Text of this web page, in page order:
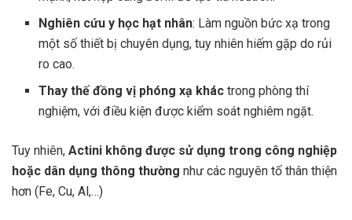
Nghiên cứu y học hạt nhân: Làm nguồn bức xạ trong
một số thiết bị chuyên dụng, tuy nhiên hiếm gặp do rủi
ro cao.
Thay thế đồng vị phóng xạ khác trong phòng thí
nghiệm, với điều kiện được kiểm soát nghiêm ngặt.
Tuy nhiên, Actini không được sử dụng trong công nghiệp
hoặc dân dụng thông thường như các nguyên tố thân thiện
hơn (Fe, Cu, Al,…)